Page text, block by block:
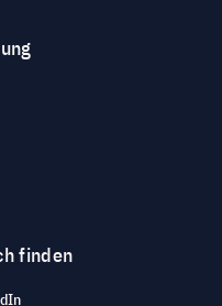
finden